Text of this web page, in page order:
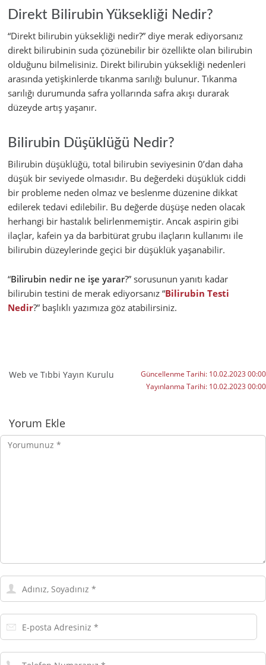
Direkt Bilirubin Yüksekliği Nedir?
“Direkt bilirubin yüksekliği nedir?” diye merak ediyorsanız
direkt bilirubinin suda çözünebilir bir özellikte olan bilirubin
olduğunu bilmelisiniz. Direkt bilirubin yüksekliği nedenleri
arasında yetişkinlerde tıkanma sarılığı bulunur. Tıkanma
sarılığı durumunda safra yollarında safra akışı durarak
düzeyde artış yaşanır.
Bilirubin Düşüklüğü Nedir?
Bilirubin düşüklüğü, total bilirubin seviyesinin 0’dan daha
düşük bir seviyede olmasıdır. Bu değerdeki düşüklük ciddi
bir probleme neden olmaz ve beslenme düzenine dikkat
edilerek tedavi edilebilir. Bu değerde düşüşe neden olacak
herhangi bir hastalık belirlenmemiştir. Ancak aspirin gibi
ilaçlar, kafein ya da barbitürat grubu ilaçların kullanımı ile
bilirubin düzeylerinde geçici bir düşüklük yaşanabilir.
“Bilirubin nedir ne işe yarar?” sorusunun yanıtı kadar
bilirubin testini de merak ediyorsanız “Bilirubin Testi
Nedir?” başlıklı yazımıza göz atabilirsiniz.
Web ve Tıbbi Yayın Kurulu Güncellenme Tarihi: 10.02.2023 00:00
Yayınlanma Tarihi: 10.02.2023 00:00
Yorumlar
Yorum Ekle
Yorumunuz
Adınız,
Soyadınız
E-
posta
Telefon